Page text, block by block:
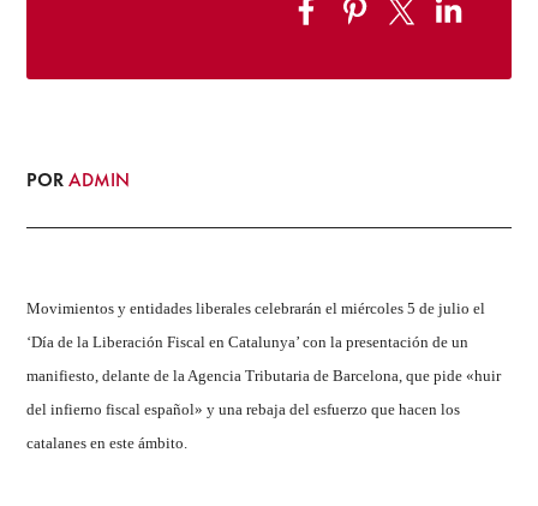
PORADMIN
Movimientos y entidades liberales celebrarán el miércoles 5 de julio el
‘Día de la Liberación Fiscal en Catalunya’ con la presentación de un
manifiesto, delante de la Agencia Tributaria de Barcelona, que pide «huir
del infierno fiscal español» y una rebaja del esfuerzo que hacen los
catalanes en este ámbito.